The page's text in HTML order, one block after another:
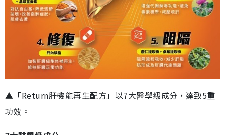
▲「Return肝機能再生配方」以7大醫學級成分，達致5重
功效。